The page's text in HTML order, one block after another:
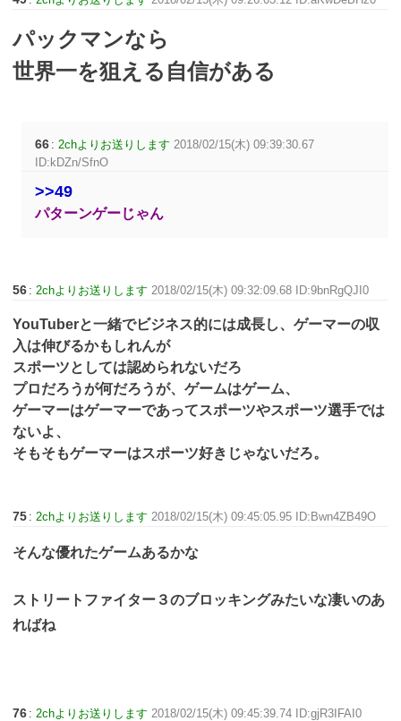
パックマンなら
世界一を狙える自信がある
66 : 2chよりお送りします 2018/02/15(木) 09:39:30.67
ID:kDZn/SfnO
>>49
パターンゲーじゃん
56 : 2chよりお送りします 2018/02/15(木) 09:32:09.68 ID:9bnRgQJI0
YouTuberと一緒でビジネス的には成長し、ゲーマーの収
入は伸びるかもしれんが
スポーツとしては認められないだろ
プロだろうが何だろうが、ゲームはゲーム、
ゲーマーはゲーマーであってスポーツやスポーツ選手では
ないよ、
そもそもゲーマーはスポーツ好きじゃないだろ。
75 : 2chよりお送りします 2018/02/15(木) 09:45:05.95 ID:Bwn4ZB49O
そんな優れたゲームあるかな
ストリートファイター３のブロッキングみたいな凄いのあ
ればね
76 : 2chよりお送りします 2018/02/15(木) 09:45:39.74 ID:gjR3IFAI0